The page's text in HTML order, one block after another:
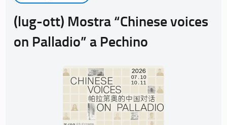
(lug-ott) Mostra “Chinese voices
on Palladio” a Pechino